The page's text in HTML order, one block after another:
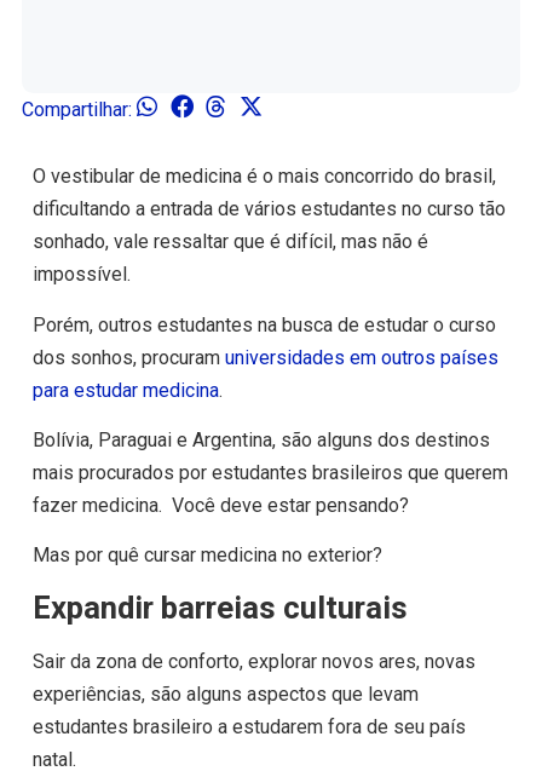
Compartilhar:
O vestibular de medicina é o mais concorrido do brasil,
dificultando a entrada de vários estudantes no curso tão
sonhado, vale ressaltar que é difícil, mas não é
impossível.
Porém, outros estudantes na busca de estudar o curso
dos sonhos, procuramuniversidades em outros países
para estudar medicina.
Bolívia, Paraguai e Argentina, são alguns dos destinos
mais procurados por estudantes brasileiros que querem
fazer medicina. Você deve estar pensando?
Mas por quê cursar medicina no exterior?
Expandir barreias culturais
Sair da zona de conforto, explorar novos ares, novas
experiências, são alguns aspectos que levam
estudantes brasileiro a estudarem fora de seu país
natal.